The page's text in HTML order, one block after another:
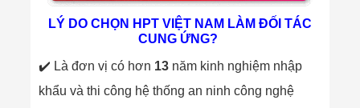
Thiết Bị Ngành
Thực Phẩm
Matrixcope
Thiết Bị Ngành
Công Nghiệp
LÝ DO CHỌN HPT VIỆT NAM LÀM ĐỐI TÁC
CUNG ỨNG?
✔️ Là đơn vị có hơn 13 năm kinh nghiệm nhập
khẩu và thi công hệ thống an ninh công nghệ